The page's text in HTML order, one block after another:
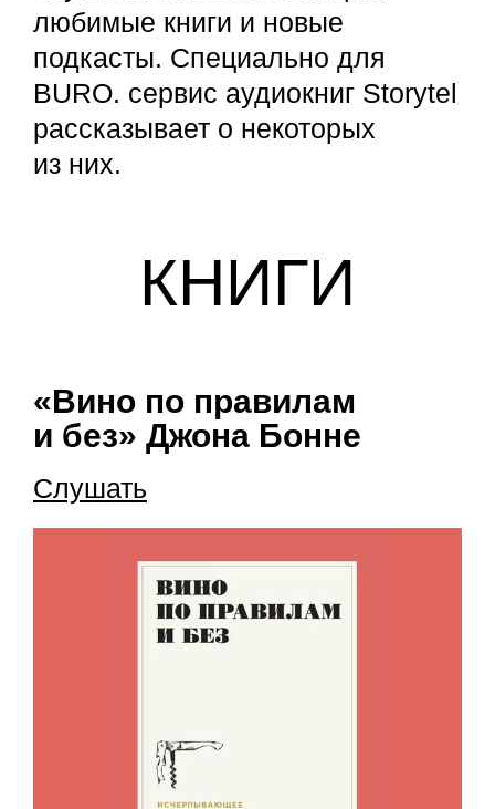
любимые книги и новые
подкасты. Специально для
BURO. сервис аудиокниг Storytel
рассказывает о некоторых
из них.
КНИГИ
«Вино по правилам
и без» Джона Бонне
Слушать